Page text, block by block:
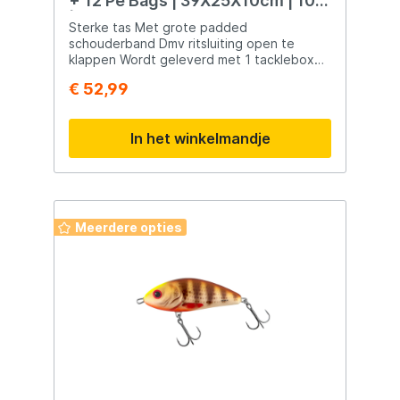
| Kunstaastas
Sterke tas Met grote padded
schouderband Dmv ritsluiting open te
klappen Wordt geleverd met 1 tacklebox
koord
€ 52,99
In het winkelmandje
Meerdere opties